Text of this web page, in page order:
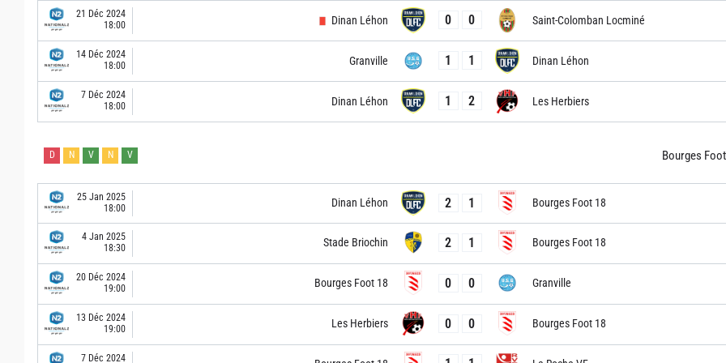
21 Déc 2024
18:00
Dinan Léhon 0 0 Saint-Colomban Locminé
14 Déc 2024
18:00
Granville 1 1 Dinan Léhon
7 Déc 2024
18:00
Dinan Léhon 1 2 Les Herbiers
Bourges
D N V N V
25 Jan 2025
18:00
Dinan Léhon 2 1 Bourges Foot 18
4 Jan 2025
18:30
Stade Briochin 2 1 Bourges Foot 18
20 Déc 2024
19:00
Bourges Foot 18 0 0 Granville
13 Déc 2024
19:00
Les Herbiers 0 0 Bourges Foot 18
7 Déc 2024